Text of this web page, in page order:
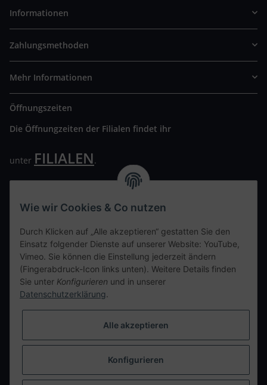
Informationen
Zahlungsmethoden
Mehr Informationen
Öffnungszeiten
Die Öffnungzeiten der Filialen findet ihr
unter FILIALEN.
Wir freuen uns auf Euren Besuch. Bitte beachtet die
Kontaktdaten
tweet
teilen
Vertrag widerrufen
Wie wir Cookies & Co nutzen
Durch Klicken auf „Alle akzeptieren“ gestatten Sie den
Einsatz folgender Dienste auf unserer Website: YouTube,
Vimeo. Sie können die Einstellung jederzeit ändern
(Fingerabdruck-Icon links unten). Weitere Details finden
Sie unter Konfigurieren und in unserer
Datenschutzerklärung.
Alle akzeptieren
Konfigurieren